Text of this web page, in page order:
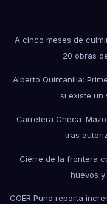
A cinco meses de
20 obras
Alberto Quintanilla:
si existe un
Carretera
tras
Cierre de la frontera
huevos
COER Puno reporta